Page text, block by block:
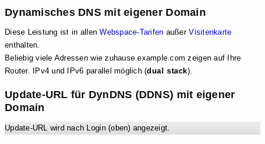
Dynamisches DNS mit eigener Domain
Diese Leistung ist in allenWebspace-Tarifen außerVisitenkarte
enthalten.
Beliebig viele Adressen wie zuhause.example.com zeigen auf Ihre
Router. IPv4 und IPv6 parallel möglich (dual stack).
Update-URL für DynDNS (DDNS) mit eigener
Domain
Update-URL wird nach Login (oben) angezeigt.